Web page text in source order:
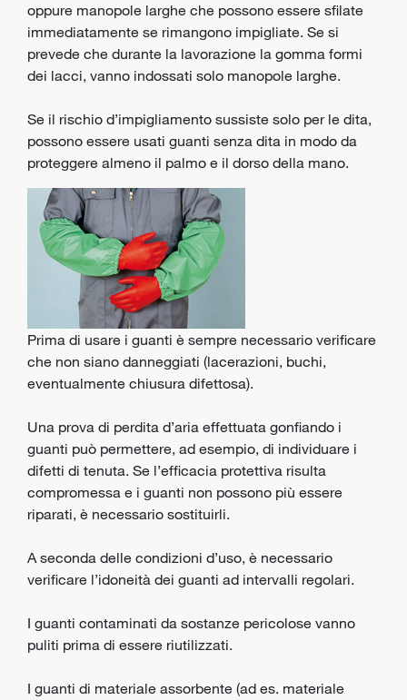
oppure manopole larghe che possono essere sfilate
immediatamente se rimangono impigliate. Se si
prevede che durante la lavorazione la gomma formi
dei lacci, vanno indossati solo manopole larghe.
Se il rischio d’impigliamento sussiste solo per le dita,
possono essere usati guanti senza dita in modo da
proteggere almeno il palmo e il dorso della mano.
Prima di usare i guanti è sempre necessario verificare
che non siano danneggiati (lacerazioni, buchi,
eventualmente chiusura difettosa).
Una prova di perdita d’aria effettuata gonfiando i
guanti può permettere, ad esempio, di individuare i
difetti di tenuta. Se l’efficacia protettiva risulta
compromessa e i guanti non possono più essere
riparati, è necessario sostituirli.
A seconda delle condizioni d’uso, è necessario
verificare l’idoneità dei guanti ad intervalli regolari.
I guanti contaminati da sostanze pericolose vanno
puliti prima di essere riutilizzati.
I guanti di materiale assorbente (ad es. materiale